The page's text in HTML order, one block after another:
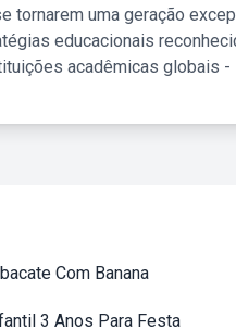
tornarem uma geração
educacionais
acadêmicas globais -
Com Banana
3 Anos Para Festa